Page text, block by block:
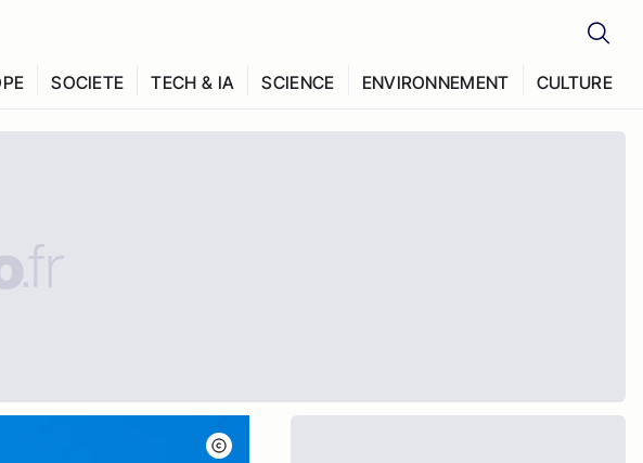
SOCIETE TECH & IA SCIENCE ENVIRONNEMENT CULTURE